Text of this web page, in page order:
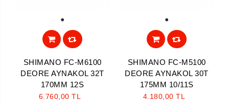
SHIMANO FC-M6100
DEORE AYNAKOL 32T
170MM 12S
6.760,00 TL
SHIMANO FC-M5100
DEORE AYNAKOL 30T
175MM 10/11S
4.180,00 TL